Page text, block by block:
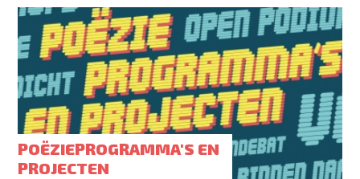
POËZIEPROGRAMMA'S EN
PROJECTEN